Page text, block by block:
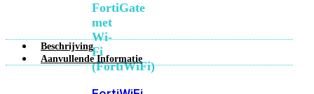
FortiGate
met
Wi-
Fi
(FortiWiFi)
Beschrijving
Aanvullende Informatie